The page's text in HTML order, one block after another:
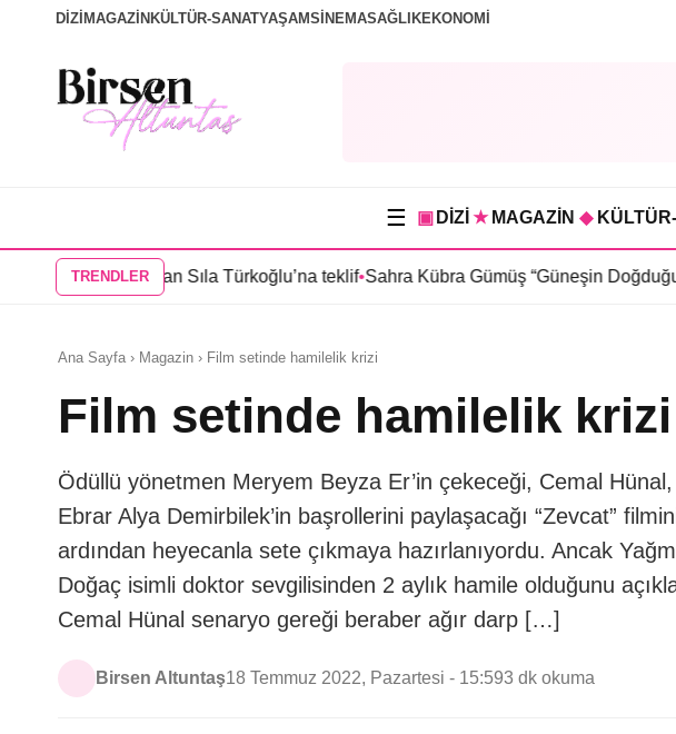
DİZİ MAGAZİN KÜLTÜR-SANATYAŞAMSİNEMASAĞLIKEKONOMİ
☰ ▣ DİZİ ★ MAGAZİN ◆
TRENDLER
Sıla Türkoğlu’na teklif•Sahra Kübra Gümüş “Güneşin Doğduğu Yer”
Ana Sayfa › Magazin › Film setinde hamilelik krizi
Film setinde hamilelik krizi
Ödüllü yönetmen Meryem Beyza Er’in çekeceği, Cemal
Ebrar Alya Demirbilek’in başrollerini paylaşacağı “Zevcat”
ardından heyecanla sete çıkmaya hazırlanıyordu. Ancak
Doğaç isimli doktor sevgilisinden 2 aylık hamile olduğunu
Cemal Hünal senaryo gereği beraber ağır darp […]
Birsen Altuntaş18 Temmuz 2022, Pazartesi - 15:593 dk okuma